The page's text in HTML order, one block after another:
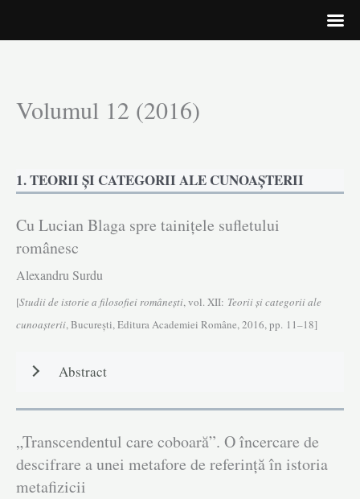
SkipVolumul 12 (2016)
1. TEORII ȘI CATEGORII ALE CUNOAȘTERII
Cu Lucian Blaga spre tainițele sufletului
românesc
Alexandru Surdu
[Studii de istorie a filosofiei româneşti, vol. XII: Teorii și categorii ale
cunoașterii, Bucureşti, Editura Academiei Române, 2016, pp. 11–18]
Abstract
„Transcendentul care coboară”. O încercare de
descifrare a unei metafore de referință în istoria
metafizicii